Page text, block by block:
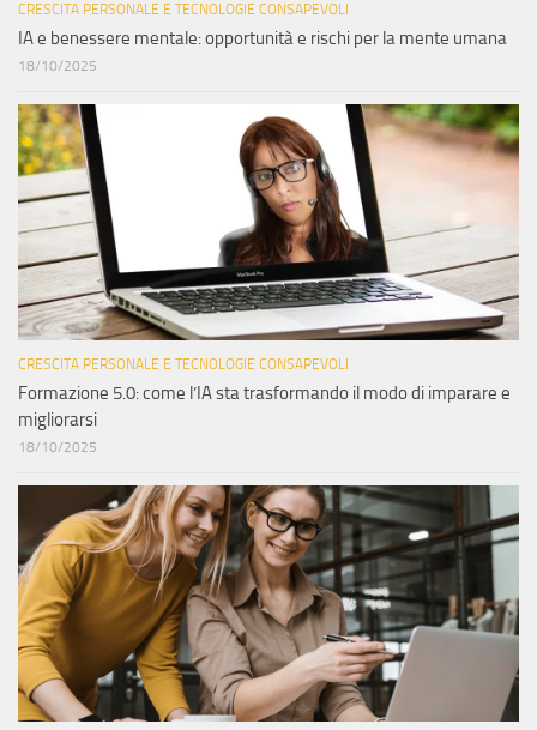
CRESCITA PERSONALE E TECNOLOGIE CONSAPEVOLI
IA e benessere mentale: opportunità e rischi per la mente umana
18/10/2025
CRESCITA PERSONALE E TECNOLOGIE CONSAPEVOLI
Formazione 5.0: come l’IA sta trasformando il modo di imparare e
migliorarsi
18/10/2025